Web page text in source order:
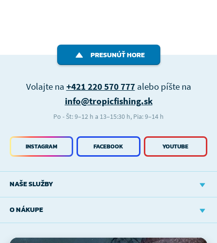
PRESUNÚŤ HORE
NAŠE SLUŽBY
O NÁKUPE
INSTAGRAM FACEBOOK YOUTUBE
Volajte na +421 220 570 777alebo píšte na
info@tropicfishing.sk
Po - Št: 9–12 h a 13–15:30 h, Pia: 9–14 h